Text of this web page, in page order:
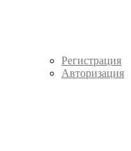
Регистрация
Авторизация